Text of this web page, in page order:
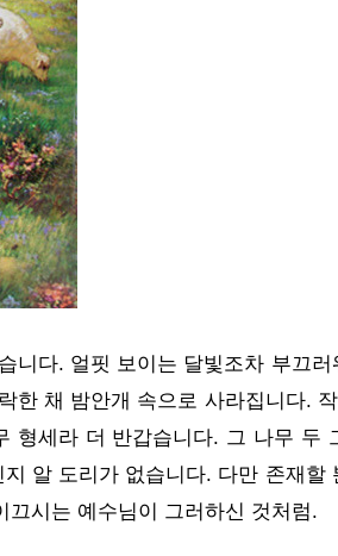
니다. 얼핏 보이는 달빛조차 부끄러
한 채 밤안개 속으로 사라집니다.
형세라 더 반갑습니다. 그 나무 두
알 도리가 없습니다. 다만 존재할
시는 예수님이 그러하신 것처럼.